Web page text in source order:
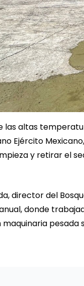
las altas
Ejército
y retirar el
director del
donde
pesada